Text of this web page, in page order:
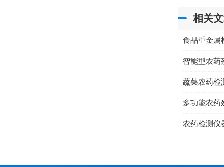
相关
食品重金属
智能型农药
蔬菜农药检
多功能农药
农药检测仪